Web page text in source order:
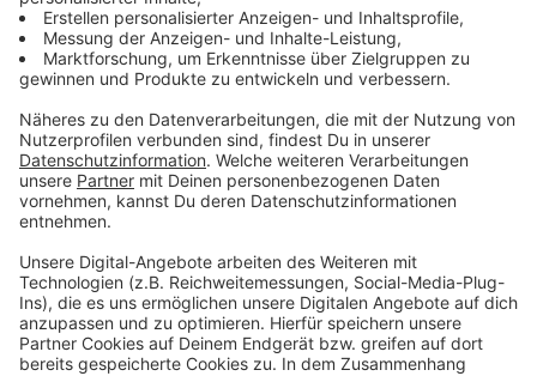
Anzeige
Weitere Infos und Links zum Thema:
Anzeige
Unsere Fortuna-Sonderseite
Die Tabelle der zweiten Liga
Fortuna für Alle